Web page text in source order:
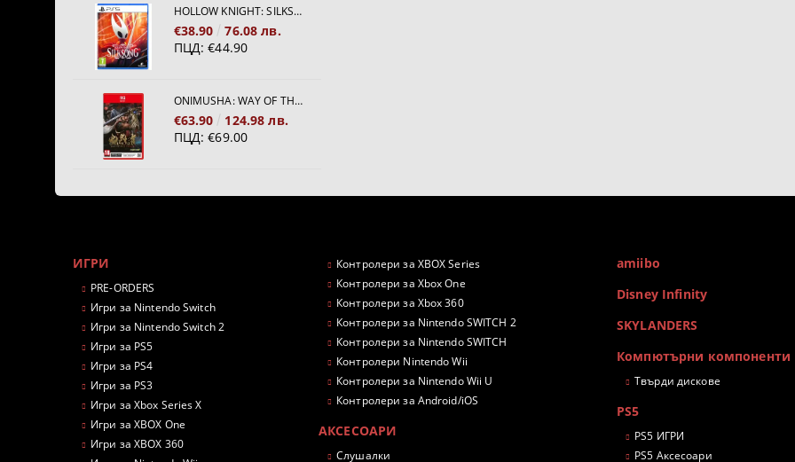
HOLLOW KNIGHT: SILKSONG [PS5]
€38.90
76.08 лв.
ПЦД: €44.90
ONIMUSHA: WAY OF THE SWORD [NINTENDO SWITCH 2]
€63.90
124.98 лв.
ПЦД: €69.00
ИГРИ
PRE-ORDERS
Игри за Nintendo Switch
Игри за Nintendo Switch 2
Игри за PS5
Игри за PS4
Игри за PS3
Игри за Xbox Series X
Игри за XBOX One
Игри за XBOX 360
Контролери за XBOX Series
Контролери за Xbox One
Контролери за Xbox 360
Контролери за Nintendo SWITCH 2
Контролери за Nintendo SWITCH
Контролери Nintendo Wii
Контролери за Nintendo Wii U
Контролери за Android/iOS
АКСЕСОАРИ
Слушалки
amiibo
Disney Infinity
SKYLANDERS
Компютърни компоненти
Твърди дискове
PS5
PS5 ИГРИ
PS5 Аксесоари